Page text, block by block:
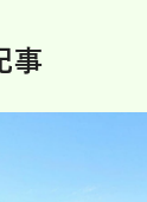
事